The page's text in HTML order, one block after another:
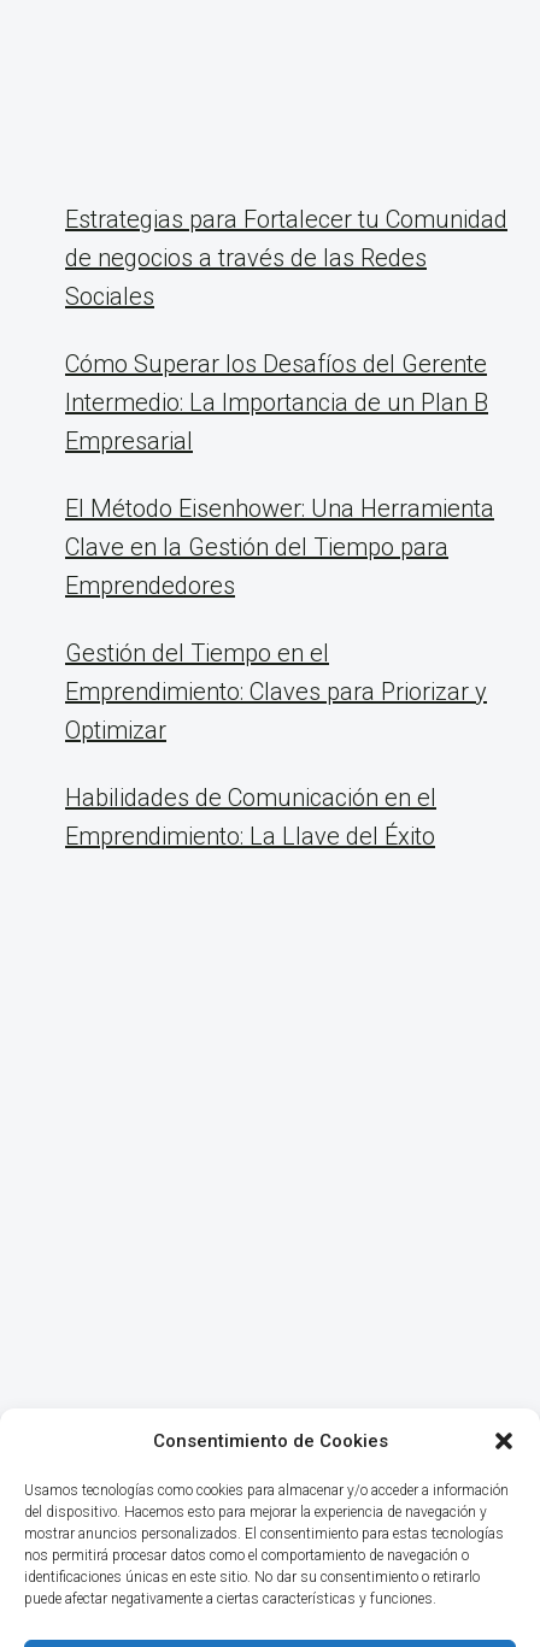
Consentimiento de Cookies
Usamos tecnologías como cookies para almacenar y/o acceder a información
del dispositivo. Hacemos esto para mejorar la experiencia de navegación y
mostrar anuncios personalizados. El consentimiento para estas tecnologías
nos permitirá procesar datos como el comportamiento de navegación o
identificaciones únicas en este sitio. No dar su consentimiento o retirarlo
puede afectar negativamente a ciertas características y funciones.
Estrategias para Fortalecer tu Comunidad
de negocios a través de las Redes
Sociales
Cómo Superar los Desafíos del Gerente
Intermedio: La Importancia de un Plan B
Empresarial
El Método Eisenhower: Una Herramienta
Clave en la Gestión del Tiempo para
Emprendedores
Gestión del Tiempo en el
Emprendimiento: Claves para Priorizar y
Optimizar
Habilidades de Comunicación en el
Emprendimiento: La Llave del Éxito
INICIO